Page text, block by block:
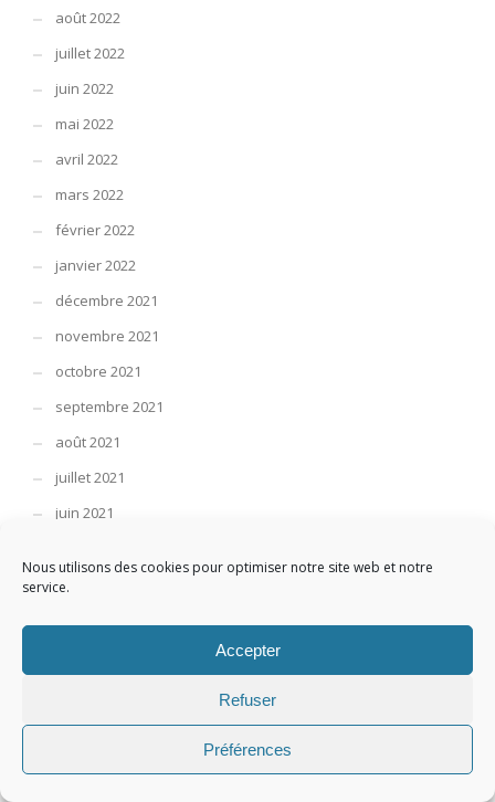
Nous utilisons des cookies pour optimiser notre site web et notre
service.
Accepter
Refuser
Préférences
août 2022
juillet 2022
juin 2022
mai 2022
avril 2022
mars 2022
février 2022
janvier 2022
décembre 2021
novembre 2021
octobre 2021
septembre 2021
août 2021
juillet 2021
juin 2021
avril 2021
décembre 2020